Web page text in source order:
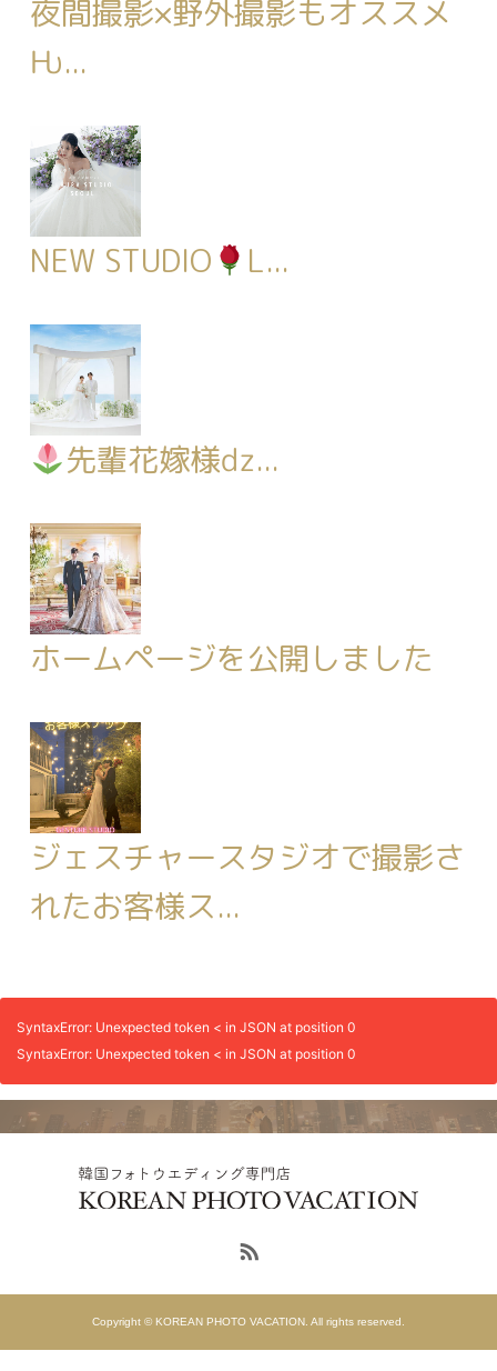
夜間撮影×野外撮影もオススメ
Ƕ...
NEW STUDIO L...
先輩花嫁様ǳ...
ホームページを公開しました
ジェスチャースタジオで撮影さ
れたお客様ス...
SyntaxError: Unexpected token < in JSON at position 0
SyntaxError: Unexpected token < in JSON at position 0
Copyright © KOREAN PHOTO VACATION. All rights reserved.